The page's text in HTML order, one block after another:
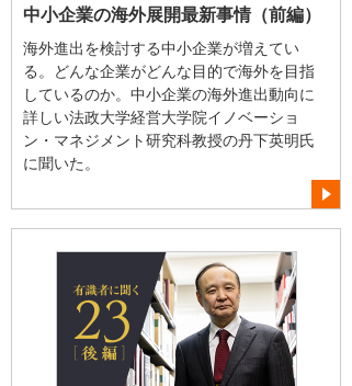
中小企業の海外展開最新事情（前編）
海外進出を検討する中小企業が増えてい
る。どんな企業がどんな目的で海外を目指
しているのか。中小企業の海外進出動向に
詳しい法政大学経営大学院イノベーショ
ン・マネジメント研究科教授の丹下英明氏
に聞いた。